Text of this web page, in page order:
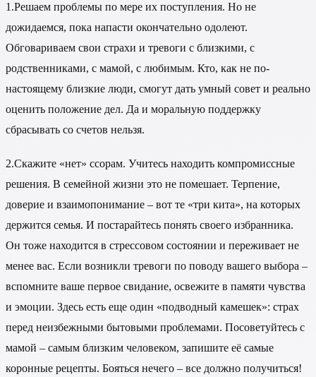
1.Решаем проблемы по мере их поступления. Но не
дожидаемся, пока напасти окончательно одолеют.
Обговариваем свои страхи и тревоги с близкими, с
родственниками, с мамой, с любимым. Кто, как не по-
настоящему близкие люди, смогут дать умный совет и реально
оценить положение дел. Да и моральную поддержку
сбрасывать со счетов нельзя.
2.Скажите «нет» ссорам. Учитесь находить компромиссные
решения. В семейной жизни это не помешает. Терпение,
доверие и взаимопонимание – вот те «три кита», на которых
держится семья. И постарайтесь понять своего избранника.
Он тоже находится в стрессовом состоянии и переживает не
менее вас. Если возникли тревоги по поводу вашего выбора –
вспомните ваше первое свидание, освежите в памяти чувства
и эмоции. Здесь есть еще один «подводный камешек»: страх
перед неизбежными бытовыми проблемами. Посоветуйтесь с
мамой – самым близким человеком, запишите её самые
коронные рецепты. Бояться нечего – все должно получиться!